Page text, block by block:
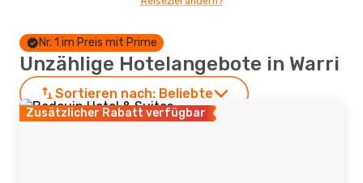
Nr. 1 im Preis mit Prime
Unzählige Hotelangebote in Warri
Sortieren nach: Beliebte
Zusätzlicher Rabatt verfügbar